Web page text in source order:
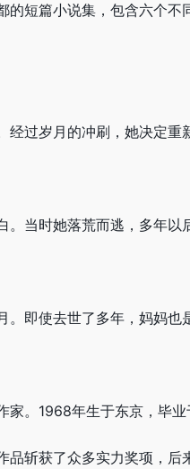
的短篇小说集，包含六个
过岁月的冲刷，她决定重
当时她落荒而逃，多年以
即使去世了多年，妈妈也
。1968年生于东京，毕业
斩获了众多实力奖项，后